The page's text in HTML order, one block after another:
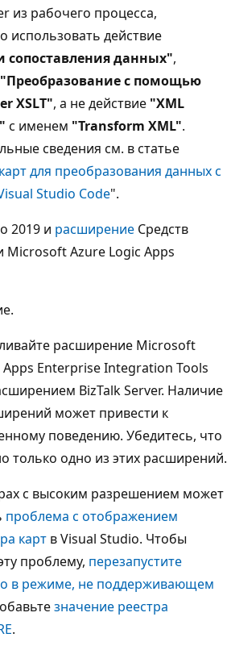
из рабочего процесса,
использовать действие
сопоставления данных",
"Преобразование с помощью
XSLT", а не действие "XML
с именем "Transform XML".
сведения см. в статье
для преобразования данных с
Studio Code".
2019 и расширение Средств
Microsoft Azure Logic Apps
расширение Microsoft
Apps Enterprise Integration Tools
BizTalk Server. Наличие
может привести к
поведению. Убедитесь, что
только одно из этих расширений.
с высоким разрешением может
проблема с отображением
карт в Visual Studio. Чтобы
проблему, перезапустите
в режиме, не поддерживающем
значение реестра
.